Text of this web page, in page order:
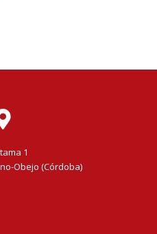
1
Obejo (Córdoba)